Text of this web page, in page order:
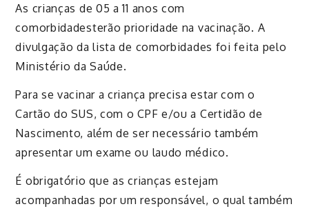
As crianças de 05 a 11 anos com
comorbidadesterão prioridade na vacinação. A
divulgação da lista de comorbidades foi feita pelo
Ministério da Saúde.
Para se vacinar a criança precisa estar com o
Cartão do SUS, com o CPF e/ou a Certidão de
Nascimento, além de ser necessário também
apresentar um exame ou laudo médico.
É obrigatório que as crianças estejam
acompanhadas por um responsável, o qual também